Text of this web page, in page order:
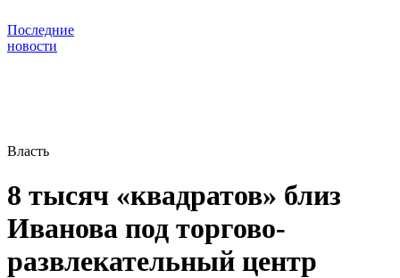
Последние
новости
Власть
8 тысяч «квадратов» близ
Иванова под торгово-
развлекательный центр